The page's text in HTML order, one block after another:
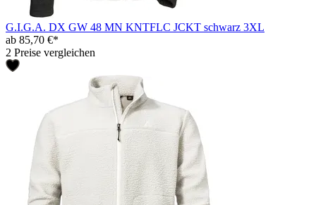
G.I.G.A. DX GW 48 MN KNTFLC JCKT schwarz 3XL
ab 85,70 €*
2 Preise vergleichen